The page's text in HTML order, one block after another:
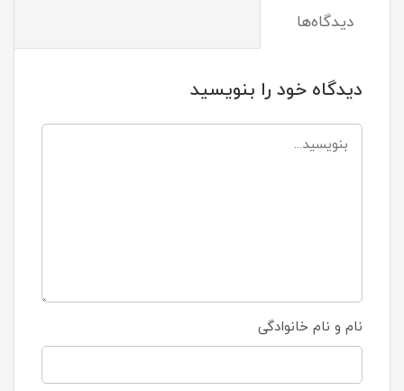
دیدگاه‌ها
دیدگاه خود را بنویسید
نام و نام خانوادگی